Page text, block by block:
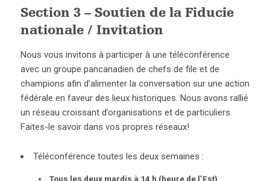
Section 3 – Soutien de la Fiducie
nationale / Invitation
Nous vous invitons à participer à une téléconférence
avec un groupe pancanadien de chefs de file et de
champions afin d’alimenter la conversation sur une action
fédérale en faveur des lieux historiques. Nous avons rallié
un réseau croissant d’organisations et de particuliers.
Faites-le savoir dans vos propres réseaux!
Téléconférence toutes les deux semaines :
Tous les deux mardis à 14 h (heure de l’Est)